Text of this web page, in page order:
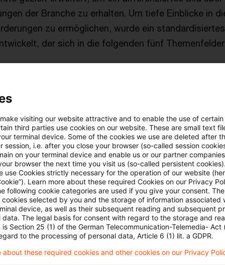
der Branche zu erhalten. Um tiefe Einblicke in
zu ermöglichen, wurde ein
der sich in die folgenden fünf
Berichte,
Methoden und Herangehensweisen,
Einhaltung der regulatorischen Anforderung, sowie
genutzten Datenquellen bzw. der externen
und erweiterten Analyse bietet die Studie wertvolle
der ESG-Offenlegungen in der
es, aktualisierte Empfehlungen und Best
bei der Weiterentwicklung ihrer
visiting our website attractive and to enable the use of
third parties use cookies on our website. These are small text
terminal device. Some of the cookies we use are deleted after
session, i.e. after you close your browser (so-called session
on your terminal device and enable us or our partner
browser the next time you visit us (so-called persistent
use Cookies strictly necessary for the operation of our website
Learn more about these required Cookies on our Privacy
following cookie categories are used if you give your consent.
cookies selected by you and the storage of information associated
device, as well as their subsequent reading and subsequent
data. The legal basis for consent with regard to the storage and
is Section 25 (1) of the German Telecommunication-Telemedia- Act
to the processing of personal data, Article 6 (1) lit. a GDPR.
about these required cookies and other cookies on our Privacy